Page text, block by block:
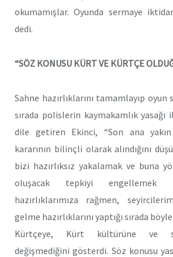
okumamışlar. Oyunda sermaye
dedi.
“SÖZ KONUSU KÜRT VE KÜRTÇE
Sahne hazırlıklarını tamamlayıp
sırada polislerin kaymakamlık
dile getiren Ekinci, “Son ana
kararının bilinçli olarak alındığını
bizi hazırlıksız yakalamak ve buna
oluşacak tepkiyi engellemek
hazırlıklarımıza rağmen,
gelme hazırlıklarını yaptığı sırada
Kürtçeye, Kürt kültürüne ve
değişmediğini gösterdi. Söz konusu